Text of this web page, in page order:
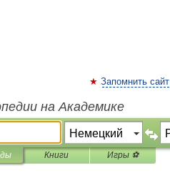
Запомнить сайт
на Академике
Книги Игры ⚽